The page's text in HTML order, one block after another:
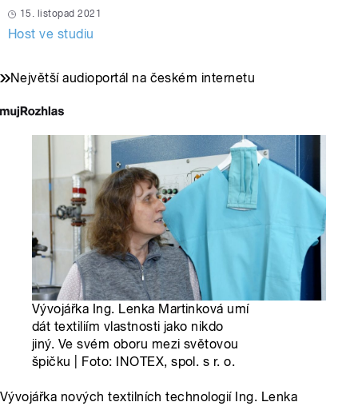
15. listopad 2021
Host ve studiu
Největší audioportál na českém internetu
Vývojářka Ing. Lenka Martinková umí
dát textiliím vlastnosti jako nikdo
jiný. Ve svém oboru mezi světovou
špičku | Foto: INOTEX, spol. s r. o.
Vývojářka nových textilních technologií Ing. Lenka